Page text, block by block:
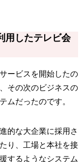
したテレビ会
ービスを開始したの
その次のビジネスの
ムだったのです。
的な大企業に採用さ
り、工場と本社を接
するようなシステム